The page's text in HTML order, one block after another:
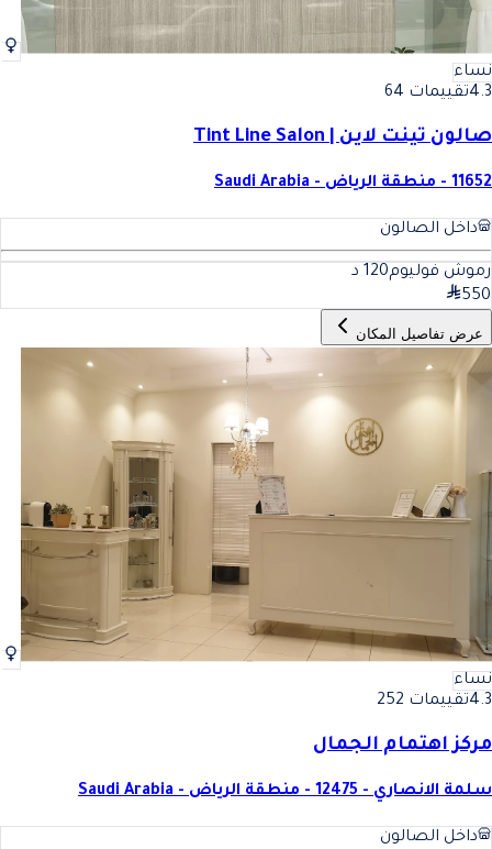
نساء
4.3تقييمات 64
صالون تينت لاين | Tint Line Salon
11652 - منطقة الرياض - Saudi Arabia
داخل الصالون
رموش فوليوم120 د
550
عرض تفاصيل المكان
نساء
4.3تقييمات 252
مركز اهتمام الجمال
سلمة الانصاري - 12475 - منطقة الرياض - Saudi Arabia
داخل الصالون